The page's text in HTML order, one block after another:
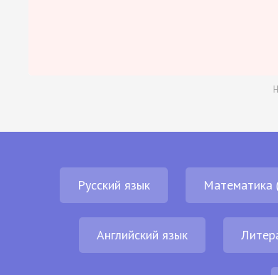
Русский язык Математика
Английский язык